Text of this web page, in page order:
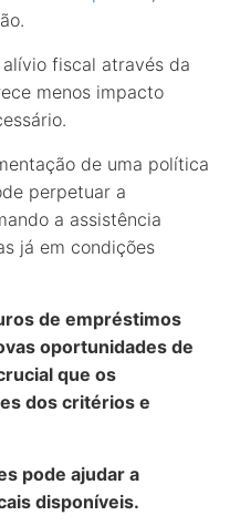
fiscal através da
menos impacto
de uma política
perpetuar a
a assistência
já em condições
de empréstimos
oportunidades de
que os
dos critérios e
pode ajudar a
disponíveis.